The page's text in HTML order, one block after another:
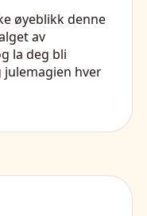
øyeblikk denne
av
la deg bli
julemagien hver